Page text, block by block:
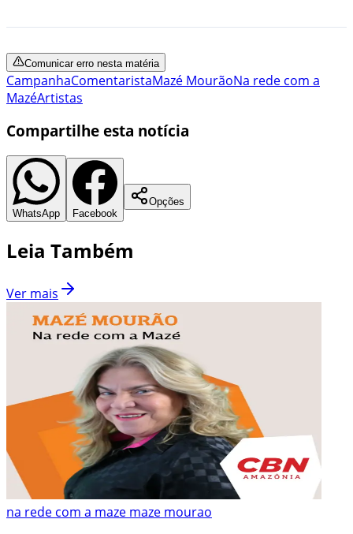
Comunicar erro nesta matéria
CampanhaComentaristaMazé MourãoNa rede com a
MazéArtistas
Compartilhe esta notícia
WhatsApp Facebook
Opções
Leia Também
Ver mais
na rede com a maze maze mourao